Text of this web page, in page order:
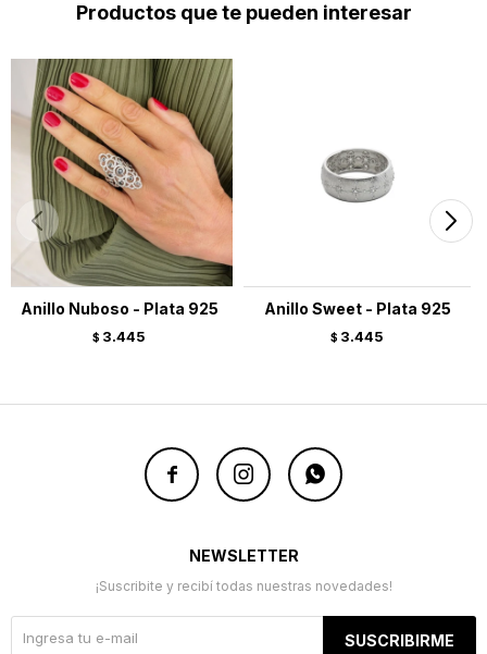
Productos que te pueden interesar
Anillo Nuboso - Plata 925
$ 3.445
Anillo Sweet - Plata 925
$ 3.445
  
NEWSLETTER
¡Suscribite y recibí todas nuestras novedades!
SUSCRIBIRME